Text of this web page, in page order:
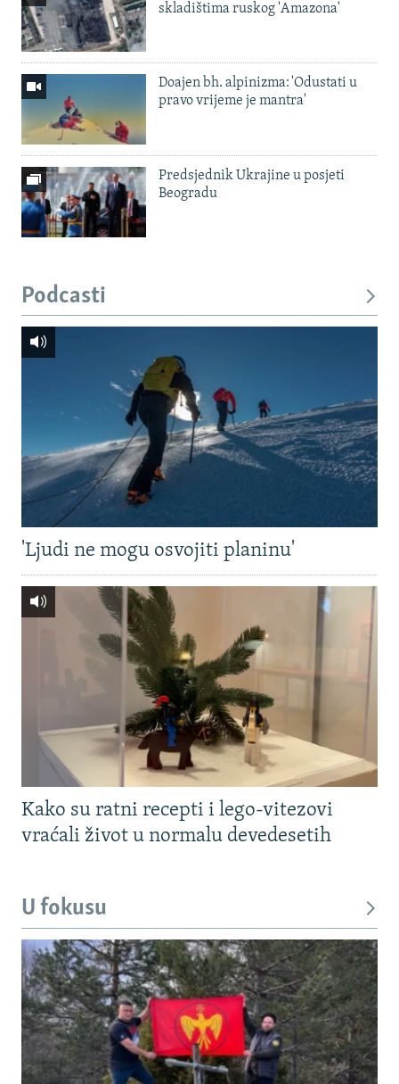
skladištima ruskog 'Amazona'
Doajen bh. alpinizma: 'Odustati u
pravo vrijeme je mantra'
Predsjednik Ukrajine u posjeti
Beogradu
Podcasti
'Ljudi ne mogu osvojiti planinu'
Kako su ratni recepti i lego-vitezovi
vraćali život u normalu devedesetih
U fokusu